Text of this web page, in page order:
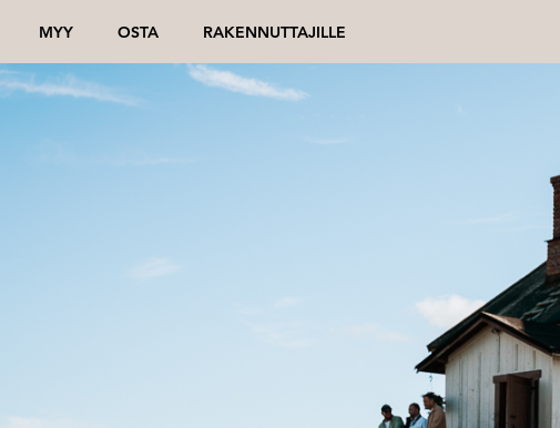
MYY OSTA RAKENNUTTAJILLE